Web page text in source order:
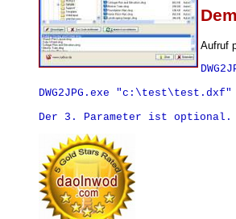
Aufruf
DWG2JPG.exe